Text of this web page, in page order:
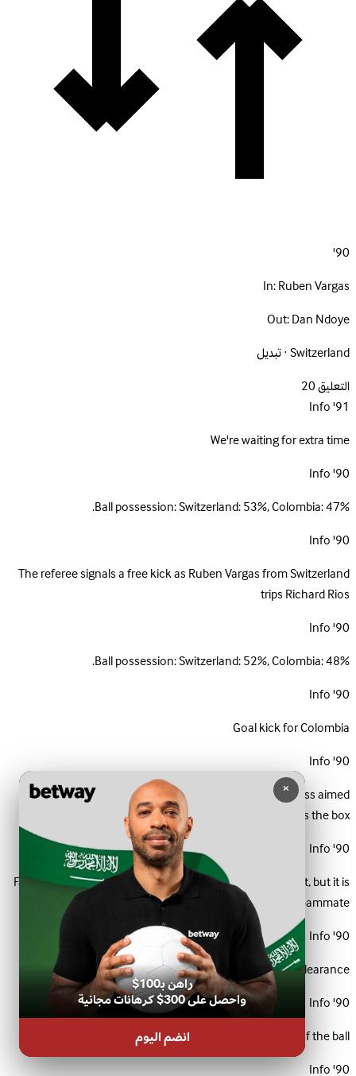
90'
In:Ruben Vargas
Out:Dan Ndoye
Switzerland · تبديل
التعليق20
91'
Info
We're waiting for extra time
90'
Info
Ball possession: Switzerland: 53%, Colombia: 47%.
90'
Info
The referee signals a free kick as Ruben Vargas from Switzerland
trips Richard Rios
90'
Info
Ball possession: Switzerland: 52%, Colombia: 48%.
90'
Info
Goal kick for Colombia
90'
Info
Davinson Sanchez from Colombia intercepts a cross aimed
towards the box.
90'
Info
Fabian Rieder swings in the ball from a corner on the right, but it is
nowhere near a teammate.
90'
Info
Johan Mojica relieves the pressure with a clearance
90'
Info
Switzerland are in control of the ball.
90'
Info
×
راهن بـ100$
واحصل على 300$ كرهانات مجانية
انضم اليوم